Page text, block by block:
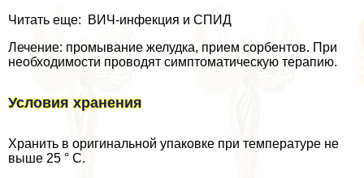
Читать еще: ВИЧ-инфекция и СПИД
Лечение: промывание желудка, прием сорбентов. При
необходимости проводят симптоматическую терапию.
Условия хранения
Хранить в оригинальной упаковке при температуре не
выше 25 ° С.